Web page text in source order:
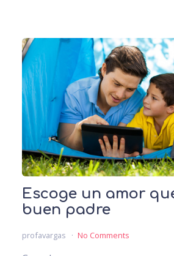
Escoge un amor
buen padre
profavargas No Comments